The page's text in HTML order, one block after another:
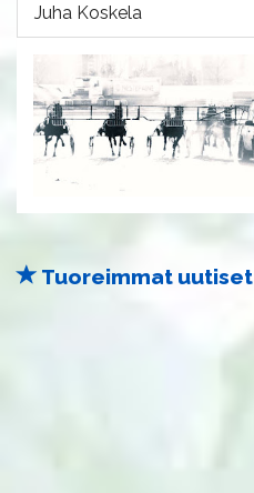
Juha Koskela
Tuoreimmat uutiset